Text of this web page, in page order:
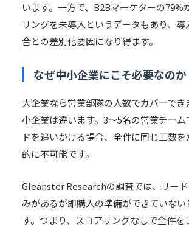
います。一方で、B2Bマーケターの79%
リングを未導入というデータもあり、
合との差別化要因になり得ます。
なぜ中小企業にこそ必要なのか
大企業なら営業部隊の人数でカバーでき
小企業は違います。3〜5名の営業チーム
ドを追いかける場合、全件に同じ工数
的に不可能です。
Gleanster Researchの調査では、リー
みがあるが即購入の準備ができていない
す。つまり、スコアリングなしで全件を